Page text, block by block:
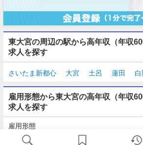
東大宮の周辺の駅から高年収（年収
求人を探す
さいたま新都心 大宮 土呂 蓮田 白
雇用形態から東大宮の高年収（年収
求人を探す
雇用形態
正社員
派遣 パート・アル